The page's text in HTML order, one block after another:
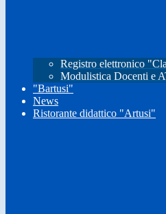
Registro elettronico
Modulistica Docenti e
"Bartusi"
News
Ristorante didattico "Artusi"